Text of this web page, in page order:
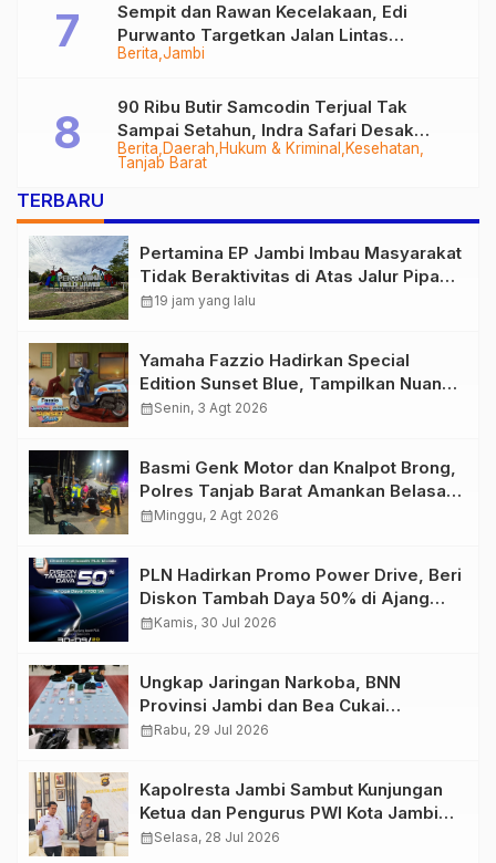
Berita Jambi
Sempit dan Rawan Kecelakaan, Edi
Purwanto Targetkan Jalan Lintas
Tungkal-Jambi Mulus di 2028
Berita Daerah Hukum & Kriminal
Kesehatan
Tanjab Barat
90 Ribu Butir Samcodin Terjual Tak
Sampai Setahun, Indra Safari Desak
Audit Menyeluruh
TERBARU
Pertamina EP Jambi Imbau Masyarakat
Tidak Beraktivitas di Atas Jalur Pipa
Migas Demi Keselamatan Bersama
calendar_month19 jam yang lalu
Yamaha Fazzio Hadirkan Special
Edition Sunset Blue, Tampilkan Nuansa
Retro Summer yang Semakin Skena
calendar_monthSenin, 3 Agt 2026
Basmi Genk Motor dan Knalpot Brong,
Polres Tanjab Barat Amankan Belasan
Kendaraan
calendar_monthMinggu, 2 Agt 2026
PLN Hadirkan Promo Power Drive, Beri
Diskon Tambah Daya 50% di Ajang
GIIAS 2026
calendar_monthKamis, 30 Jul 2026
Ungkap Jaringan Narkoba, BNN
Provinsi Jambi dan Bea Cukai
Amankan Sembilan Pelaku beserta
calendar_monthRabu, 29 Jul 2026
Kapolresta Jambi Sambut Kunjungan
Ketua dan Pengurus PWI Kota Jambi
Perkuat Sinergi dan Kolaborasi
calendar_monthSelasa, 28 Jul 2026